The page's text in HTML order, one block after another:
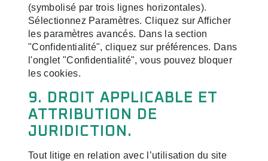
(symbolisé par trois lignes horizontales).
Sélectionnez Paramètres. Cliquez sur Afficher
les paramètres avancés. Dans la section
"Confidentialité", cliquez sur préférences. Dans
l'onglet "Confidentialité", vous pouvez bloquer
les cookies.
9. DROIT APPLICABLE ET
ATTRIBUTION DE
JURIDICTION.
Tout litige en relation avec l’utilisation du site